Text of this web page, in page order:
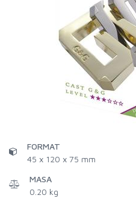
FORMAT
45 x 120 x 75 mm
MASA
0.20 kg